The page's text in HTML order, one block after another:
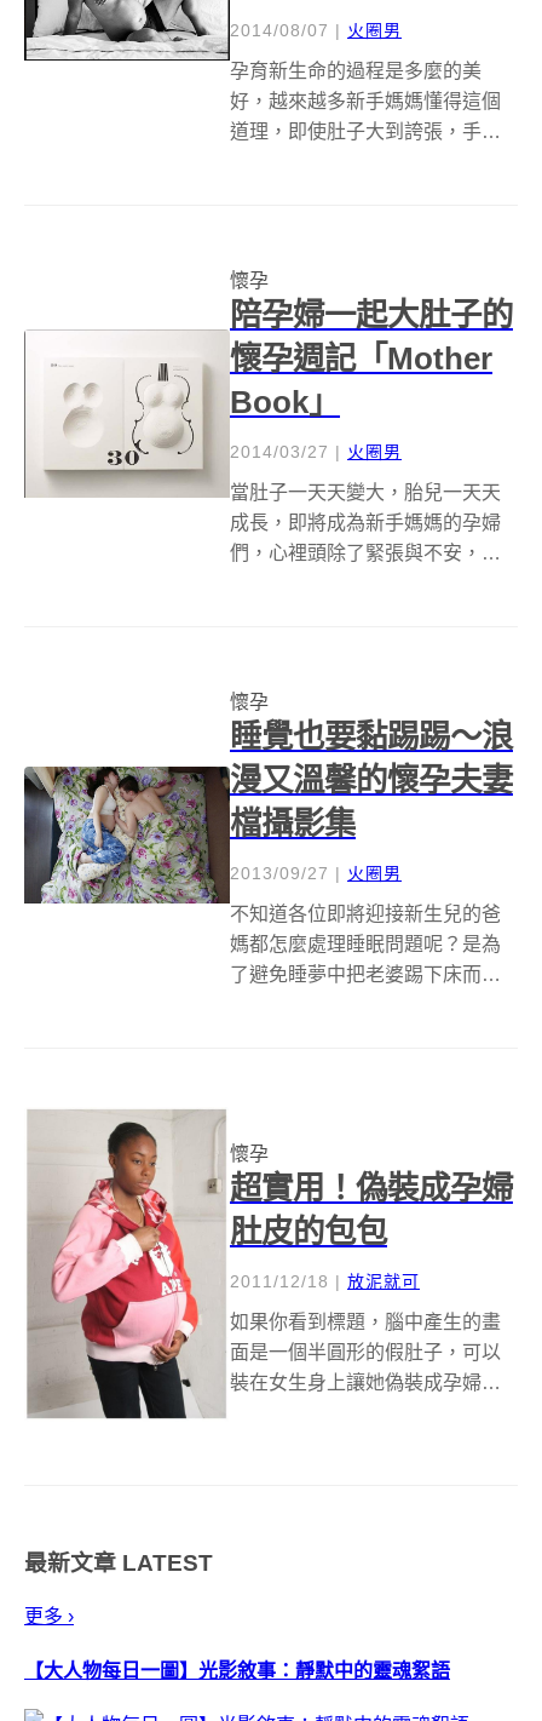
2014/08/07 | 火圈男
孕育新生命的過程是多麼的美
好，越來越多新手媽媽懂得這個
道理，即使肚子大到誇張，手臂
己身材不再纖細的事實，或許也
讓長大後的孩子知道媽...
懷孕
陪孕婦一起大肚子的
懷孕週記「Mother
Book」
2014/03/27 | 火圈男
當肚子一天天變大，胎兒一天天
成長，即將成為新手媽媽的孕婦
們，心裡頭除了緊張與不安，可
紀錄。日本的知名廣告公司
Dentsu(電通)...
懷孕
睡覺也要黏踢踢～浪
漫又溫馨的懷孕夫妻
檔攝影集
2013/09/27 | 火圈男
不知道各位即將迎接新生兒的爸
媽都怎麼處理睡眠問題呢？是為
了避免睡夢中把老婆踢下床而分
系列...
懷孕
超實用！偽裝成孕婦
肚皮的包包
2011/12/18 | 放泥就可
如果你看到標題，腦中產生的畫
面是一個半圓形的假肚子，可以
裝在女生身上讓她偽裝成孕婦這
最新文章 LATEST
更多 ›
【大人物每日一圖】光影敘事：靜默中的靈魂絮語